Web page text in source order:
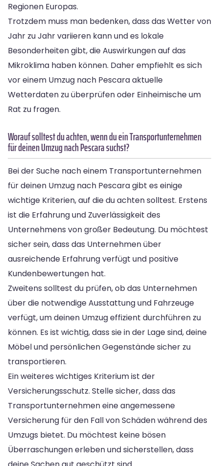
Regionen Europas.
Trotzdem muss man bedenken, dass das Wetter von
Jahr zu Jahr variieren kann und es lokale
Besonderheiten gibt, die Auswirkungen auf das
Mikroklima haben können. Daher empfiehlt es sich
vor einem Umzug nach Pescara aktuelle
Wetterdaten zu überprüfen oder Einheimische um
Rat zu fragen.
Worauf solltest du achten, wenn du ein Transportunternehmen
für deinen Umzug nach Pescara suchst?
Bei der Suche nach einem Transportunternehmen
für deinen Umzug nach Pescara gibt es einige
wichtige Kriterien, auf die du achten solltest. Erstens
ist die Erfahrung und Zuverlässigkeit des
Unternehmens von großer Bedeutung. Du möchtest
sicher sein, dass das Unternehmen über
ausreichende Erfahrung verfügt und positive
Kundenbewertungen hat.
Zweitens solltest du prüfen, ob das Unternehmen
über die notwendige Ausstattung und Fahrzeuge
verfügt, um deinen Umzug effizient durchführen zu
können. Es ist wichtig, dass sie in der Lage sind, deine
Möbel und persönlichen Gegenstände sicher zu
transportieren.
Ein weiteres wichtiges Kriterium ist der
Versicherungsschutz. Stelle sicher, dass das
Transportunternehmen eine angemessene
Versicherung für den Fall von Schäden während des
Umzugs bietet. Du möchtest keine bösen
Überraschungen erleben und sicherstellen, dass